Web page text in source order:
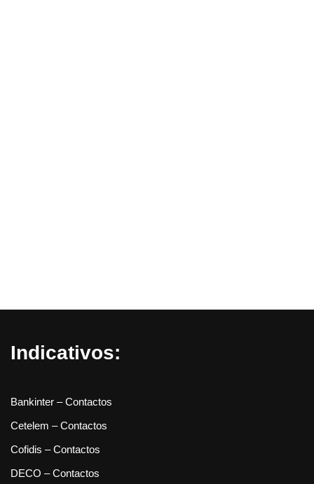
Indicativos:
Bankinter – Contactos
Cetelem – Contactos
Cofidis – Contactos
DECO – Contactos